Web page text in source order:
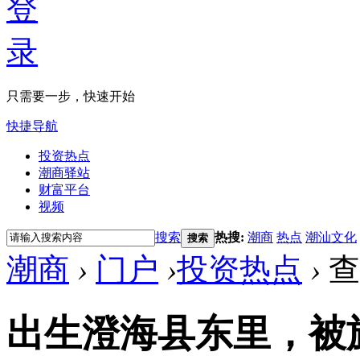
只需要一步，快速开始
快捷导航
投资热点
潮商驿站
财富平台
视频
搜索 搜索 热搜: 潮商 热点 潮汕文化
潮商 › 门户 ›投资热点 ›
出生澄海县东里，